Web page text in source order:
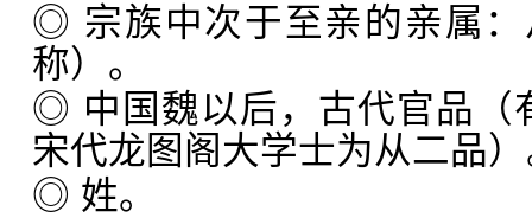
◎ 宗族中次于至亲的亲属
称）。
◎ 中国魏以后，古代官品（
宋代龙图阁大学士为从二品
◎ 姓。